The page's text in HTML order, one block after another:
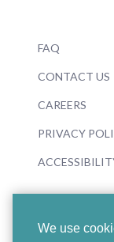
We use
FAQ
CONTACT US
CAREERS
PRIVACY